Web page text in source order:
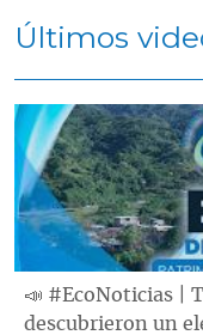
Últimos
📣 #EcoNoticias |
descubrieron un